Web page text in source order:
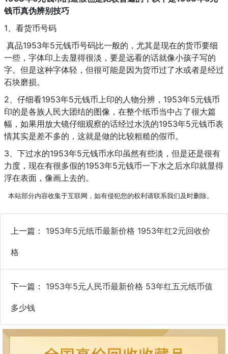
钱币真伪辨别技巧
1、看货币号码
真品1953年5元钱币号码比一般的，尤其是现在的货币要细
一些，字体印上去显得很淡，要是远看的话就像小孩子写的
字。但是这种字体轻，但很可能是因为货币过了水或者是经过
石块磨损。
2、仔细看1953年5元钱币上印的人物分辨，1953年5元钱币
印的是各族人民大团结的图像，在整个纸币当中占了很大篇
幅，如果用放大镜仔细观察的话经过水洗的1953年5元钱币表
情其实是差不多的，这就是做的比较粗糙的假币。
3、下过水的1953年5元钱币水印虽然有些淡，但是还是很有
力度，现在有很多假的1953年5元钱币一下水之后水印就显得
浮在表面，像画上去的。
本站部分内容收集于互联网，如有侵犯您的权利请联系我们及时删除。
上一篇： 1953年5元纸币最新价格 1953年红2元回收价
格
下一篇： 1953年5元人民币最新价格 53年红五元纸币值
多少钱